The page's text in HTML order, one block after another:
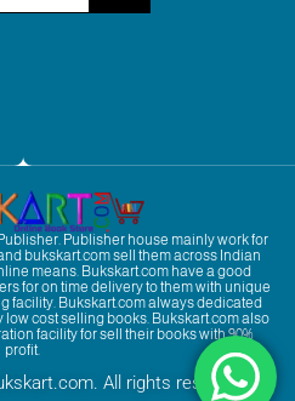
Publisher house mainly work for
bukskart.com sell them across Indian
means. Bukskart.com have a good
for on time delivery to them with unique
facility. Bukskart.com always dedicated
low cost selling books. Bukskart.com also
facility for sell their books with 90%
profit.
All rights reserved.